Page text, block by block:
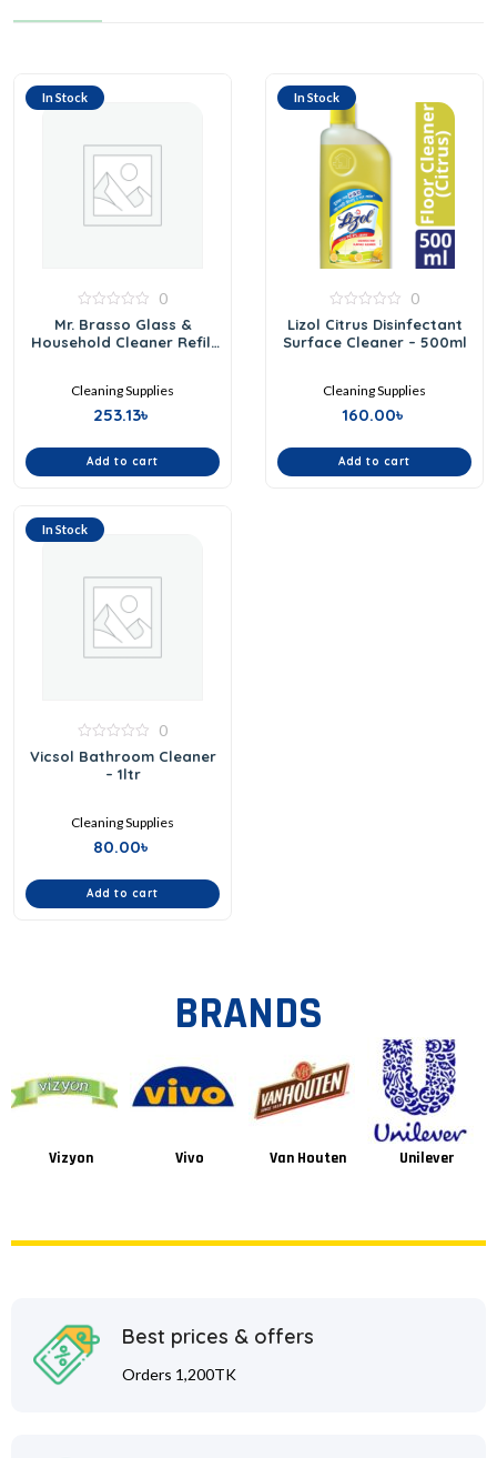
In Stock
0
out
of
0
Mr. Brasso Glass &
Household Cleaner Refill
Cleaning Supplies
253.13৳
Add to cart
In Stock
0
out
of
0
Lizol Citrus Disinfectant
Surface Cleaner – 500ml
Cleaning Supplies
160.00৳
Add to cart
In Stock
0
out
0
Vicsol Bathroom Cleaner
– 1ltr
Cleaning Supplies
80.00৳
Add to cart
BRANDS
Vizyon Vivo Van Houten Unilever
Best prices & offers
Orders 1,200TK